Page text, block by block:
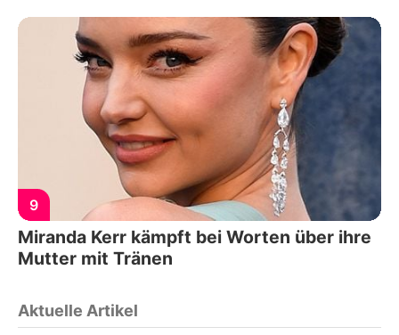
9
Miranda Kerr kämpft bei Worten über ihre
Mutter mit Tränen
Aktuelle Artikel